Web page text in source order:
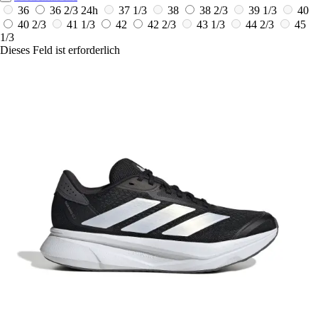
36
36 2/3 24h 37 1/3 38 38 2/3 39 1/3
40
40 2/3
41 1/3 42 42 2/3 43 1/3 44 2/3
45
1/3
Dieses Feld ist erforderlich